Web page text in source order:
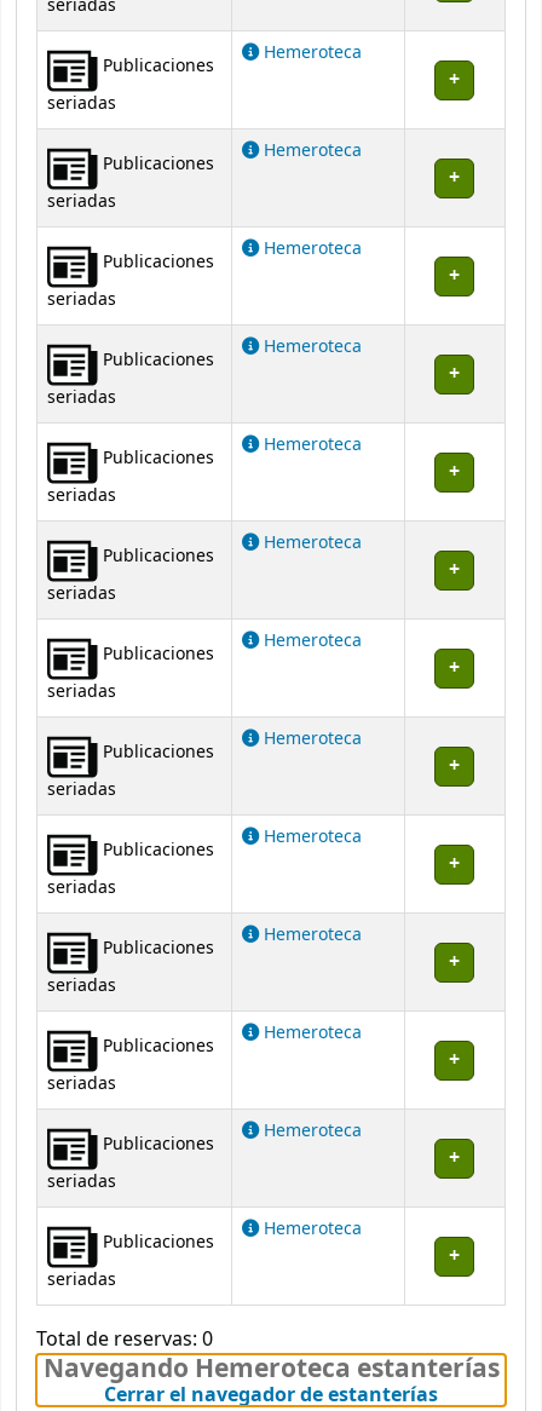
seriadas
Publicaciones
seriadas
Hemeroteca
Publicaciones
seriadas
Hemeroteca
Publicaciones
seriadas
Hemeroteca
Publicaciones
seriadas
Hemeroteca
Publicaciones
seriadas
Hemeroteca
Publicaciones
seriadas
Hemeroteca
Publicaciones
seriadas
Hemeroteca
Publicaciones
seriadas
Hemeroteca
Publicaciones
seriadas
Hemeroteca
Publicaciones
seriadas
Hemeroteca
Publicaciones
seriadas
Hemeroteca
Publicaciones
seriadas
Hemeroteca
Publicaciones
seriadas
Hemeroteca
Total de reservas: 0
Navegando Hemeroteca estanterías
Cerrar el navegador de estanterías(Oculta el